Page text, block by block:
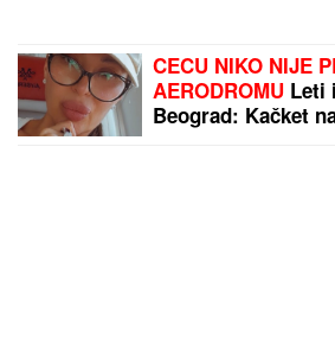
CECU NIKO NIJE
AERODROMU Leti
Beograd: Kačket